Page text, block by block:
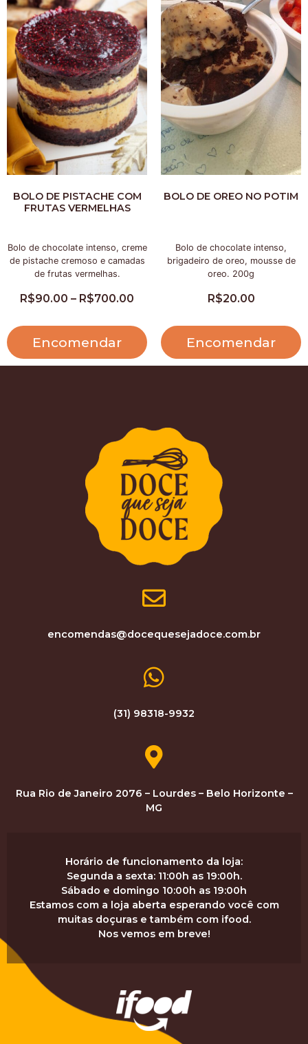
BOLO DE PISTACHE COM
FRUTAS VERMELHAS
Bolo de chocolate intenso, creme
de pistache cremoso e camadas
de frutas vermelhas.
R$90.00 – R$700.00
Encomendar
BOLO DE OREO NO POTIM
Bolo de chocolate intenso,
brigadeiro de oreo, mousse de
oreo. 200g
R$20.00
Encomendar
encomendas@docequesejadoce.com.br
(31) 98318-9932
Rua Rio de Janeiro 2076 – Lourdes – Belo Horizonte –
MG
Horário de funcionamento da loja:
Segunda a sexta: 11:00h as 19:00h.
Sábado e domingo 10:00h as 19:00h
Estamos com a loja aberta esperando você com
muitas doçuras e também com ifood.
Nos vemos em breve!